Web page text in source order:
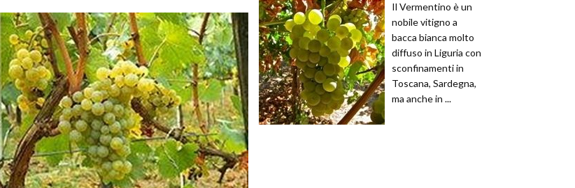
Il Vermentino è un
nobile vitigno a
bacca bianca molto
diffuso in Liguria con
sconfinamenti in
Toscana, Sardegna,
ma anche in ...